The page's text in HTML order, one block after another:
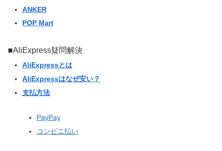
ANKER
POP Mart
■AliExpress疑問解決
AliExpressとは
AliExpressはなぜ安い？
支払方法
PayPay
コンビニ払い